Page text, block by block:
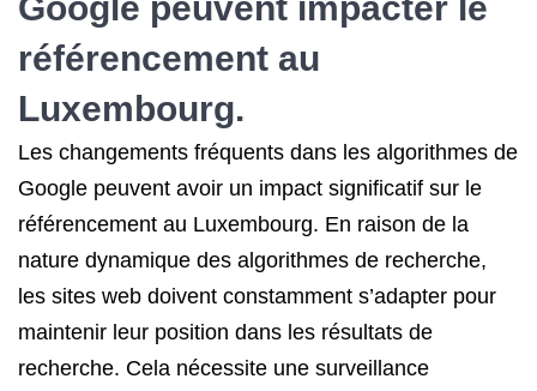
référencement au
Luxembourg.
Les changements fréquents dans les algorithmes de
Google peuvent avoir un impact significatif sur le
référencement au Luxembourg. En raison de la
nature dynamique des algorithmes de recherche,
les sites web doivent constamment s’adapter pour
maintenir leur position dans les résultats de
recherche. Cela nécessite une surveillance